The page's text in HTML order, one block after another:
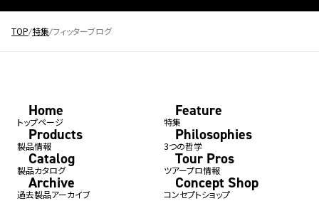
TOP 特集 フィッターブログ
Home
トップページ
Products
製品情報
Catalog
製品カタログ
Archive
過去製品アーカイブ
Feature
特集
Philosophies
3つの哲学
Tour Pros
ツアープロ情報
Concept Shop
コンセプトショップ